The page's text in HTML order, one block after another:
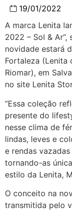
19/01/2022
A marca Lenita
2022 – Sol &
novidade estará
Fortaleza (Lenita
Riomar), em
no site Lenita
“Essa coleção
presente do
nesse clima de
lindas, leves e
e rendas
tornando-as
estilo da Lenita,
O conceito na
transmitida pelo